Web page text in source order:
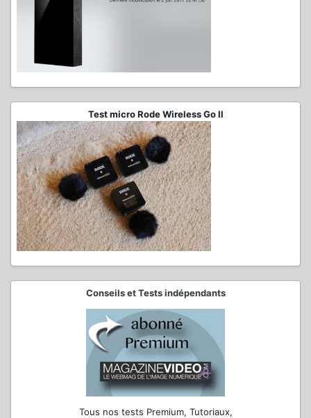
Test micro Rode Wireless Go II
Conseils et Tests indépendants
Tous nos tests Premium, Tutoriaux,